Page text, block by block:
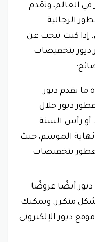
العالم، وتقدم
الرجالية
إذا كنت تبحث عن
بتخفيضات
تقدم ديور
ديور خلال
أو رأس السنة
الموسم، حيث
بتخفيضات
أيضًا عروضًا
متكرر. ويمكنك
ديور الإلكتروني